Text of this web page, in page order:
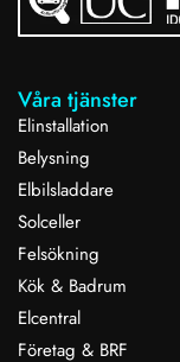
Våra tjänster
Elinstallation
Belysning
Elbilsladdare
Solceller
Felsökning
Kök & Badrum
Elcentral
Företag & BRF